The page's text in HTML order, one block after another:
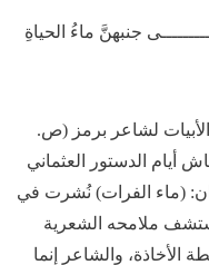
جنبهنَّ ماءُ الحياةِ
لشاعر برمز (ص.
أيام الدستور العثماني
قصيدة بعنوان: (ماء الفرات) نُشرت في
نستشف ملامحه الشعرية
الأخاذة، والشاعر إنما